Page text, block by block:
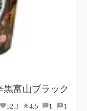
富山ブラック
52.3 4.5 1 1